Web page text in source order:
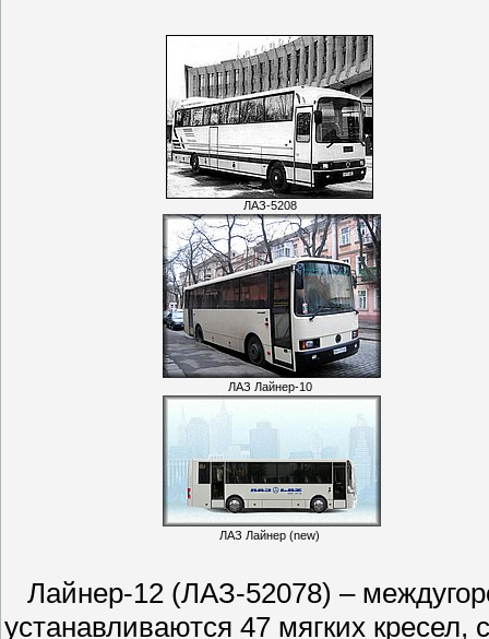
ЛАЗ-5208
ЛАЗ Лайнер-10
ЛАЗ Лайнер (new)
Лайнер-12 (ЛАЗ-52078) –
устанавливаются 47 мягких